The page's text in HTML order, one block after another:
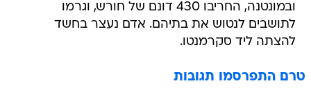
ובמונטנה, החריבו 430 דונם של חורש, וגרמו
לתושבים לנטוש את בתיהם. אדם נעצר בחשד
להצתה ליד סקרמנטו.
טרם התפרסמו תגובות